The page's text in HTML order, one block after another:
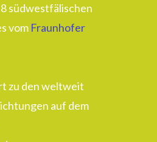
südwestfälischen
vom Fraunhofer
zu den weltweit
auf dem